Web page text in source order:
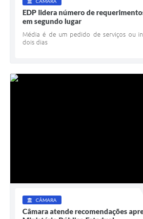
EDP lidera número de
em segundo lugar
Média é de um pedido de serviços ou
dois dias
CÂMARA
Câmara atende recomendações